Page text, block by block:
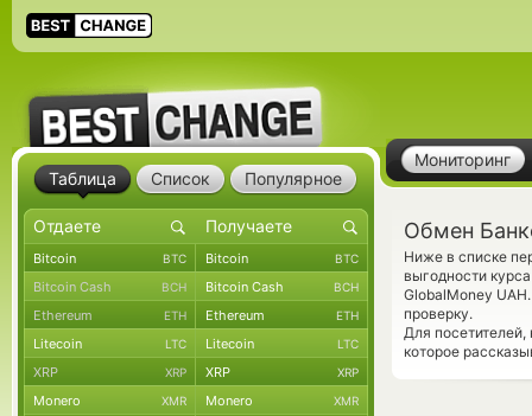
Мониторинг
Обмен
Ниже в списке
выгодности
GlobalMoney
проверку.
Для
которое
Таблица Список Популярное
Bitcoin BTC Bitcoin BTC
Bitcoin Cash BCH Bitcoin Cash BCH
Ethereum ETH Ethereum ETH
Litecoin LTC Litecoin LTC
XRP XRP XRP XRP
Monero XMR Monero XMR